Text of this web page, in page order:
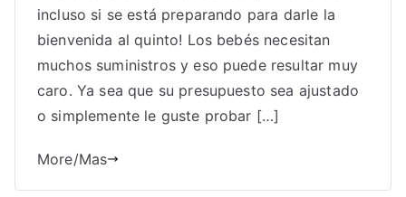
incluso si se está preparando para darle la
bienvenida al quinto! Los bebés necesitan
muchos suministros y eso puede resultar muy
caro. Ya sea que su presupuesto sea ajustado
o simplemente le guste probar […]
More/Mas